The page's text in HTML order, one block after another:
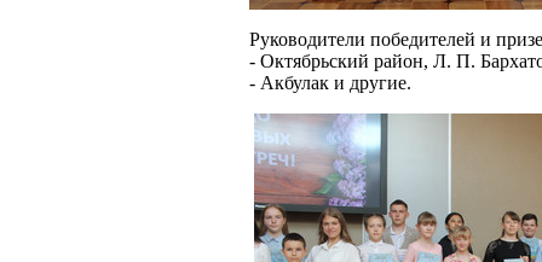
Руководители победителей и
- Октябрьский район, Л. П.
- Акбулак и другие.